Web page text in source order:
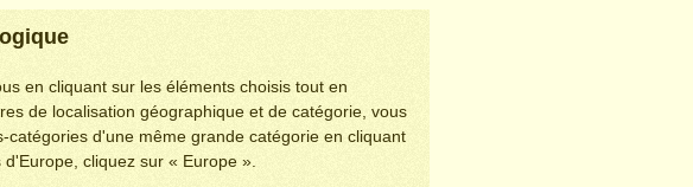
en cliquant sur les éléments choisis tout en
de localisation géographique et de catégorie, vous
d'une même grande catégorie en cliquant
cliquez sur « Europe ».